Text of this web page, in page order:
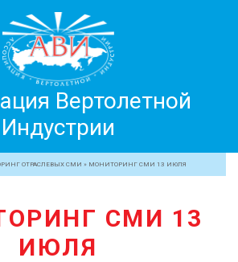
Вертолетной
Индустрии
29
ОТРАСЛЕВЫХ СМИ » МОНИТОРИНГ СМИ 13 ИЮЛЯ
СМИ 13
ИЮЛЯ